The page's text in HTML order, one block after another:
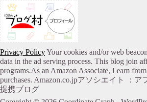
Privacy PolicyYour cookies and/or web
data in the ad serving process. This blog join
programs.As an Amazon Associate, I earn
purchases. Amazon.co.jpアソシエイト ：ア
提携ブログ